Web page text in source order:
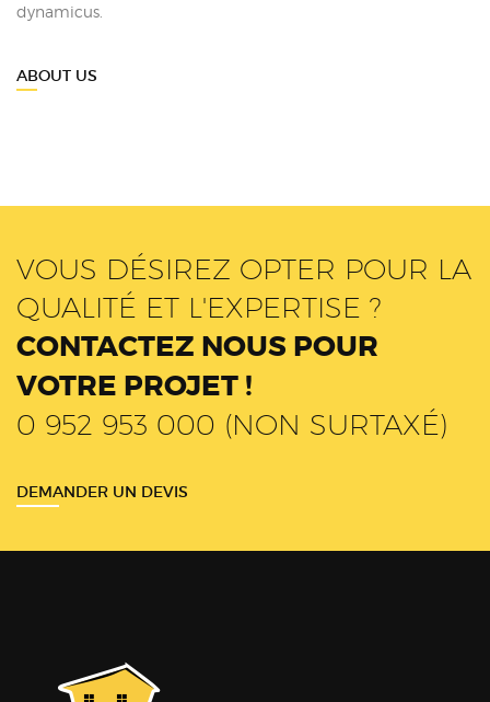
dynamicus.
ABOUT US
VOUS DÉSIREZ OPTER POUR LA
QUALITÉ ET L'EXPERTISE ?
CONTACTEZ NOUS POUR
VOTRE PROJET !
0 952 953 000 (NON SURTAXÉ)
DEMANDER UN DEVIS